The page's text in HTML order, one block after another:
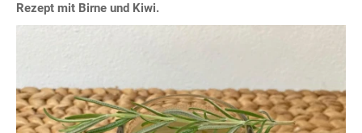
Rezept mit Birne und Kiwi.